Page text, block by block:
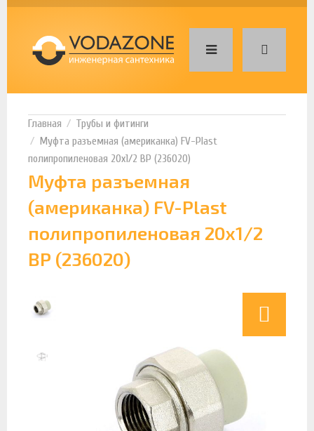
Трубы и фитинги
Муфта разъемная (американка) FV-Plast
полипропиленовая 20х1/2 ВР (236020)
Муфта разъемная
(американка) FV-Plast
полипропиленовая 20х1/2
ВР (236020)